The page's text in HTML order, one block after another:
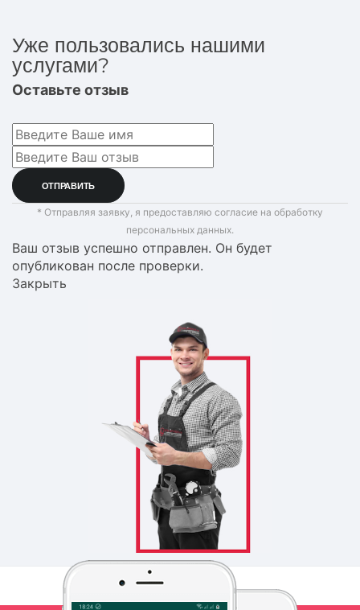
Уже пользовались нашими
услугами?
Оставьте отзыв
* Отправляя заявку, я предоставляю согласие на обработку
персональных данных.
Ваш отзыв успешно отправлен. Он будет
опубликован после проверки.
Закрыть